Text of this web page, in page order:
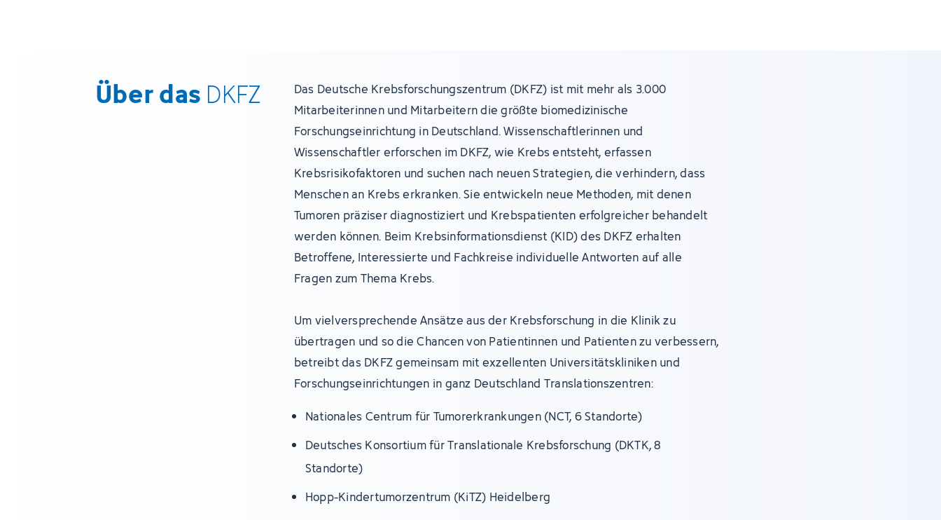
Über das DKFZ
Das Deutsche Krebsforschungszentrum (DKFZ) ist mit mehr als 3.000
Mitarbeiterinnen und Mitarbeitern die größte biomedizinische
Forschungseinrichtung in Deutschland. Wissenschaftlerinnen und
Wissenschaftler erforschen im DKFZ, wie Krebs entsteht, erfassen
Krebsrisikofaktoren und suchen nach neuen Strategien, die verhindern, dass
Menschen an Krebs erkranken. Sie entwickeln neue Methoden, mit denen
Tumoren präziser diagnostiziert und Krebspatienten erfolgreicher behandelt
werden können. Beim Krebsinformationsdienst (KID) des DKFZ erhalten
Betroffene, Interessierte und Fachkreise individuelle Antworten auf alle
Fragen zum Thema Krebs.
Um vielversprechende Ansätze aus der Krebsforschung in die Klinik zu
übertragen und so die Chancen von Patientinnen und Patienten zu verbessern,
betreibt das DKFZ gemeinsam mit exzellenten Universitätskliniken und
Forschungseinrichtungen in ganz Deutschland Translationszentren:
Nationales Centrum für Tumorerkrankungen (NCT, 6 Standorte)
Deutsches Konsortium für Translationale Krebsforschung (DKTK, 8
Standorte)
Hopp-Kindertumorzentrum (KiTZ) Heidelberg